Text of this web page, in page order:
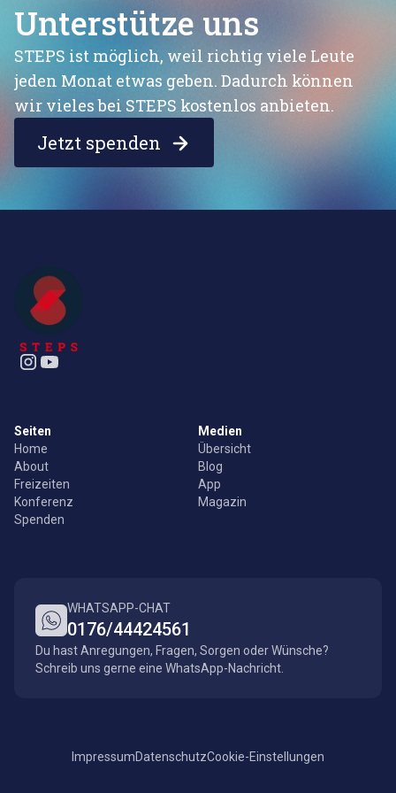
Unterstütze uns
STEPS ist möglich, weil richtig viele Leute
jeden Monat etwas geben. Dadurch können
wir vieles bei STEPS kostenlos anbieten.
Jetzt spenden
Seiten
Home
About
Freizeiten
Konferenz
Spenden
Medien
Übersicht
Blog
App
Magazin
WHATSAPP-CHAT
0176/44424561
Du hast Anregungen, Fragen, Sorgen oder Wünsche?
Schreib uns gerne eine WhatsApp-Nachricht.
ImpressumDatenschutzCookie-Einstellungen